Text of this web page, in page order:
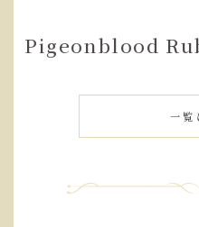
Pigeonblood
一覧